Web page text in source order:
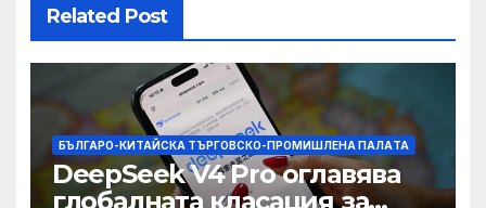
Related Post
БЪЛГАРО-КИТАЙСКА ТЪРГОВСКО-ПРОМИШЛЕНА ПАЛAТА
DeepSeek V4 Pro оглавява
глобалната класация за